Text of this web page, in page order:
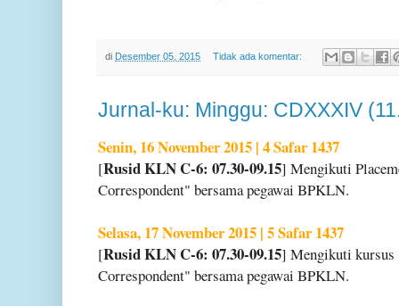
di Desember 05, 2015 Tidak ada komentar:
Jurnal-ku: Minggu: CDXXXIV
Senin, 16 November 2015 | 4 Safar 1437
[Rusid KLN C-6: 07.30-09.15] Mengikuti
Correspondent" bersama pegawai BPKLN.
Selasa, 17 November 2015 | 5 Safar 1437
[Rusid KLN C-6: 07.30-09.15] Mengikuti
Correspondent" bersama pegawai BPKLN.